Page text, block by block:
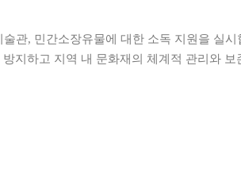
술관, 민간소장유물에 대한 소독 지원을 실시
지하고 지역 내 문화재의 체계적 관리와 보